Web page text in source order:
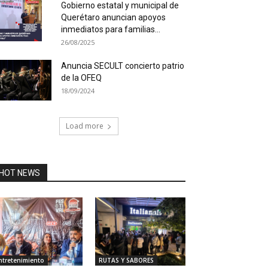
Gobierno estatal y municipal de
Querétaro anuncian apoyos
inmediatos para familias...
26/08/2025
Anuncia SECULT concierto patrio
de la OFEQ
18/09/2024
Load more
NEWS
RUTAS Y SABORES